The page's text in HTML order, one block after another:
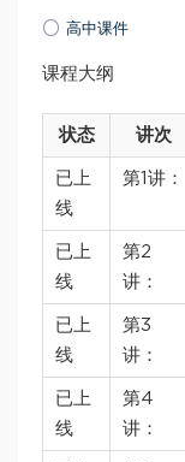
高中课件
课程大纲
状态 讲次
已上
线
第1讲：
已上
线
第2
讲：
已上
线
第3
讲：
已上
线
第4
讲：